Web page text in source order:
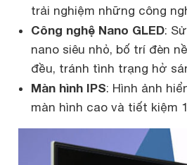
trải nghiệm những công
Công nghệ Nano GLED:
nano siêu nhỏ, bố trí đèn
đều, tránh tình trạng hở
Màn hình IPS: Hình ảnh
màn hình cao và tiết kiệm